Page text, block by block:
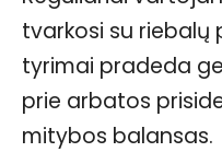
tvarkosi su riebalų
tyrimai pradeda
prie arbatos
mitybos balansas.